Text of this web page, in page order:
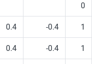
0
0.4 -0.4 1
0.4 -0.4 1